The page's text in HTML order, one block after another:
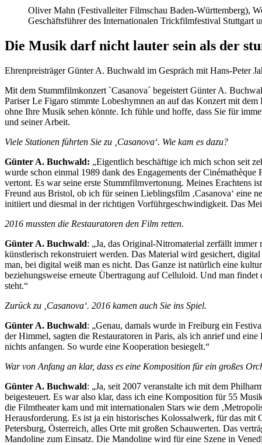
Oliver Mahn (Festivalleiter Filmschau Baden-Württemberg),
Geschäftsführer des Internationalen Trickfilmfestival
Die Musik darf nicht lauter sein als der
Ehrenpreisträger Günter A. Buchwald im Gespräch mit Hans-Peter
Mit dem Stummfilmkonzert `Casanova´ begeistert Günter A.
Pariser Le Figaro stimmte Lobeshymnen an auf das Konzert mit
ohne Ihre Musik sehen könnte. Ich fühle und hoffe, dass Sie für
und seiner Arbeit.
Viele Stationen führten Sie zu ‚Casanova‘. Wie kam es dazu?
Günter A. Buchwald: „Eigentlich beschäftige ich mich schon seit
wurde schon einmal 1989 dank des Engagements der
vertont. Es war seine erste Stummfilmvertonung. Meines Erachtens
Freund aus Bristol, ob ich für seinen Lieblingsfilm ‚Casanova‘ eine
initiiert und diesmal in der richtigen Vorführgeschwindigkeit. Das
2016 mussten die Restauratoren den Film retten.
Günter A. Buchwald: „Ja, das Original-Nitromaterial zerfällt
künstlerisch rekonstruiert werden. Das Material wird gesichert,
man, bei digital weiß man es nicht. Das Ganze ist natürlich eine
beziehungsweise erneute Übertragung auf Celluloid. Und man
steht.“
Zurück zu ‚Casanova‘. 2016 kamen auch Sie ins Spiel.
Günter A. Buchwald: „Genau, damals wurde in Freiburg ein
der Himmel, sagten die Restauratoren in Paris, als ich anrief und
nichts anfangen. So wurde eine Kooperation besiegelt.“
War von Anfang an klar, dass es eine Komposition für ein großes
Günter A. Buchwald: „Ja, seit 2007 veranstalte ich mit dem
beigesteuert. Es war also klar, dass ich eine Komposition für 55
die Filmtheater kam und mit internationalen Stars wie dem
Herausforderung. Es ist ja ein historisches Kolossalwerk, für das
Petersburg, Österreich, alles Orte mit großen Schauwerten. Das
Mandoline zum Einsatz. Die Mandoline wird für eine Szene in